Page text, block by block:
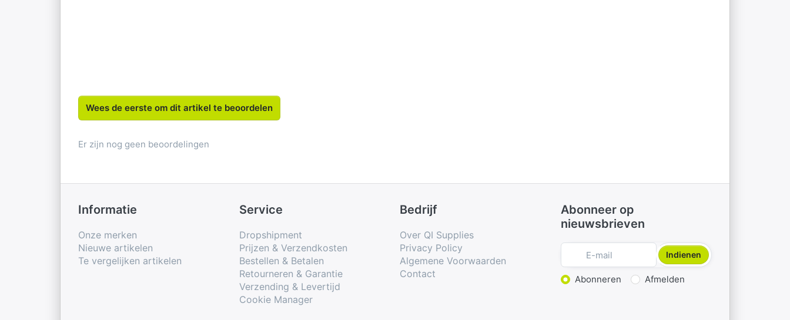
Wees de eerste om dit artikel te beoordelen
Er zijn nog geen beoordelingen
Informatie
Onze merken
Nieuwe artikelen
Te vergelijken artikelen
Service
Dropshipment
Prijzen & Verzendkosten
Bestellen & Betalen
Retourneren & Garantie
Verzending & Levertijd
Cookie Manager
Bedrijf
Over QI Supplies
Privacy Policy
Algemene Voorwaarden
Contact
Abonneer op
nieuwsbrieven
Indienen
Actie kiezen
Abonneren Afmelden